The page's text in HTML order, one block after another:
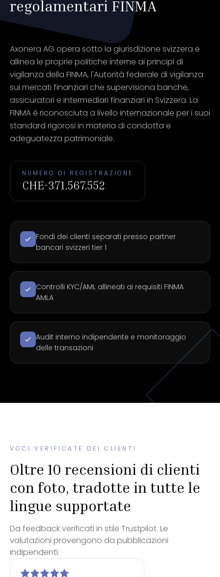
regolamentari FINMA
Axonera AG opera sotto la giurisdizione svizzera e
allinea le proprie politiche interne ai principi di
vigilanza della FINMA, l'Autorità federale di vigilanza
sui mercati finanziari che supervisiona banche,
assicuratori e intermediari finanziari in Svizzera. La
FINMA è riconosciuta a livello internazionale per i suoi
standard rigorosi in materia di condotta e
adeguatezza patrimoniale.
NUMERO DI REGISTRAZIONE
CHE-371.567.552
Fondi dei clienti separati presso partner
bancari svizzeri tier 1
Controlli KYC/AML allineati ai requisiti FINMA
AMLA
Audit interno indipendente e monitoraggio
delle transazioni
VOCI VERIFICATE DEI CLIENTI
Oltre 10 recensioni di clienti
con foto, tradotte in tutte le
lingue supportate
Da feedback verificati in stile Trustpilot. Le
valutazioni provengono da pubblicazioni
indipendenti.